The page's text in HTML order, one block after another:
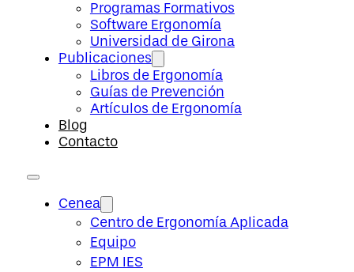
Programas Formativos
Software Ergonomía
Universidad de Girona
Publicaciones
Libros de Ergonomía
Guías de Prevención
Artículos de Ergonomía
Blog
Contacto
Cenea
Centro de Ergonomía Aplicada
Equipo
EPM IES